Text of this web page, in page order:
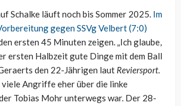
Schalke läuft noch bis Sommer 2025. Im
gegen SSVg Velbert (7:0)
ersten 45 Minuten zeigen. „Ich glaube,
ersten Halbzeit gute Dinge mit dem Ball
den 22-Jährigen laut Reviersport.
Angriffe eher über die linke
Tobias Mohr unterwegs war. Der 28-